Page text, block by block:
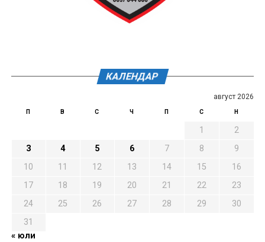
КАЛЕНДАР
август 2026
П В С Ч П С Н
1
2
3
4 5 6 7 8
9
10
11 12 13 14 15
16
17
18 19 20 21 22
23
24
25 26 27 28 29
30
31
« юли